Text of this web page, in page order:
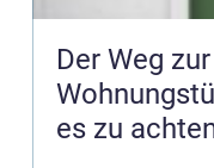
Der Weg
es zu